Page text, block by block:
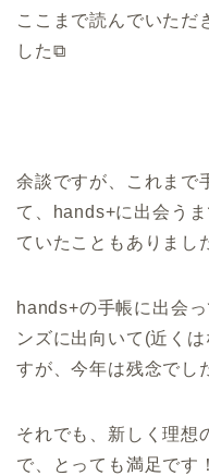
ここまで読んでいただ
した⧉
余談ですが、これまで
て、hands+に出会う
ていたこともありまし
hands+の手帳に出会
ンズに出向いて(近く
すが、今年は残念でし
それでも、新しく理想
で、とっても満足です！